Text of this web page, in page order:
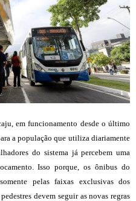
em funcionamento desde o último
a população que utiliza diariamente
do sistema já percebem uma
Isso porque, os ônibus do
pelas faixas exclusivas dos
devem seguir as novas regras